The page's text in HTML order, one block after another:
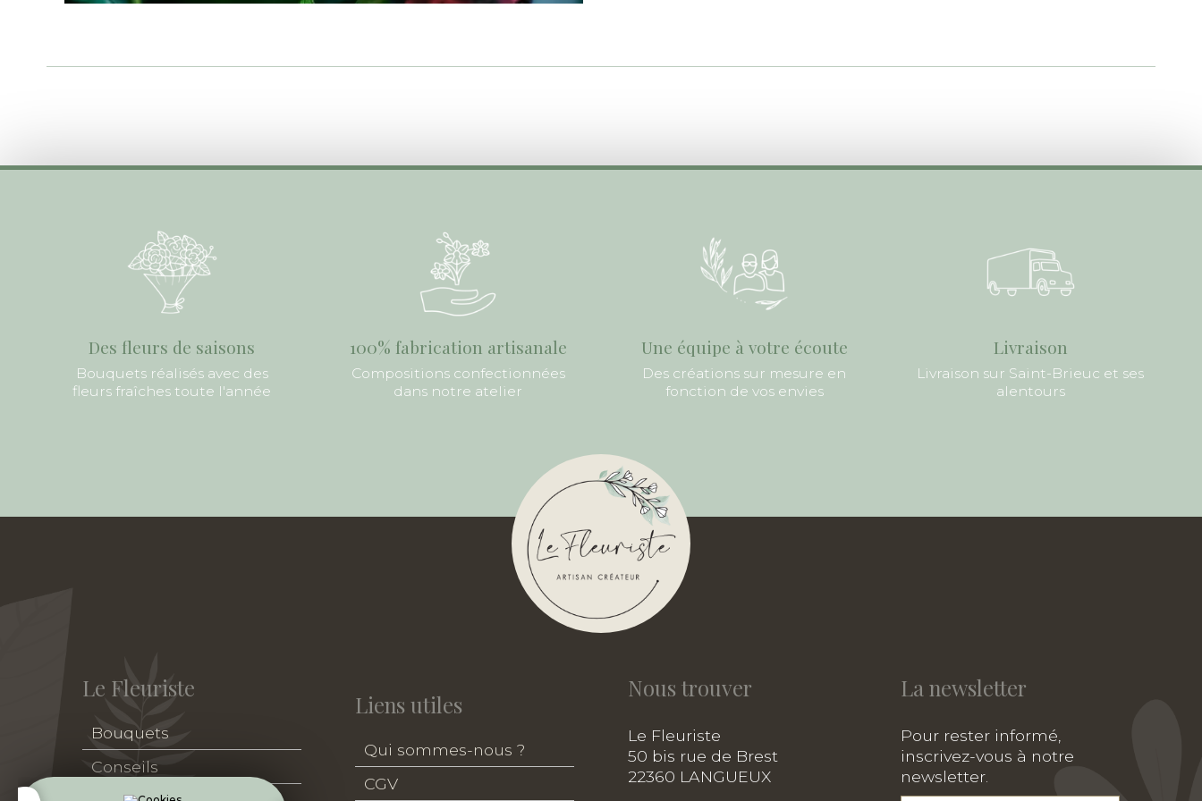
Des fleurs de saisons
Bouquets réalisés avec des
fleurs fraîches toute l'année
100% fabrication artisanale
Compositions confectionnées
dans notre atelier
Une équipe à votre écoute
Des créations sur mesure en
fonction de vos envies
Livraison
Livraison sur Saint-Brieuc et ses
alentours
Le Fleuriste
Bouquets
Conseils
Liens utiles
Qui sommes-nous ?
CGV
Nous trouver
Le Fleuriste
50 bis rue de Brest
22360 LANGUEUX
La newsletter
Pour rester informé,
inscrivez-vous à notre
newsletter.